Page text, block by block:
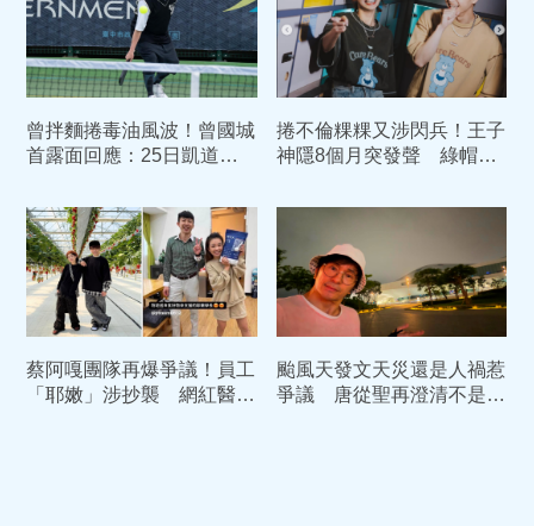
曾拌麵捲毒油風波！曾國城
首露面回應：25日凱道遊
捲不倫粿粿又涉閃兵！王子
神隱8個月突發聲 綠帽夫
家」
蔡阿嘎團隊再爆爭議！員工
「耶嫩」涉抄襲 網紅醫提
颱風天發文天災還是人禍惹
爭議 唐從聖再澄清不是針